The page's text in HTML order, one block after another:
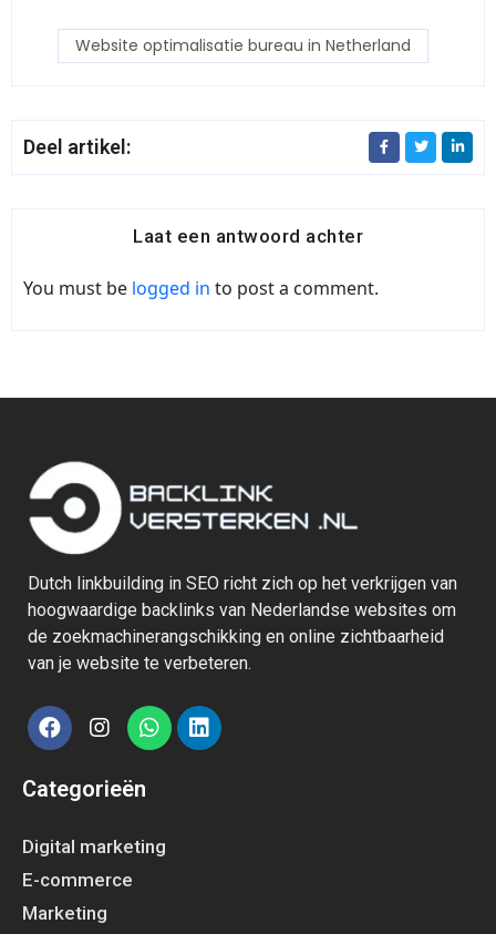
Website optimalisatie bureau in Netherland
Deel artikel:
Laat een antwoord achter
You must be logged in to post a comment.
Dutch linkbuilding in SEO richt zich op het verkrijgen van
hoogwaardige backlinks van Nederlandse websites om
de zoekmachinerangschikking en online zichtbaarheid
van je website te verbeteren.
Categorieën
Digital marketing
E-commerce
Marketing